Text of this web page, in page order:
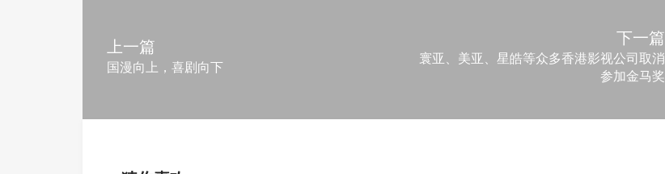
上一篇
国漫向上，喜剧向下
下一篇
寰亚、美亚、星皓等众多香港影视公司取消
参加金马奖